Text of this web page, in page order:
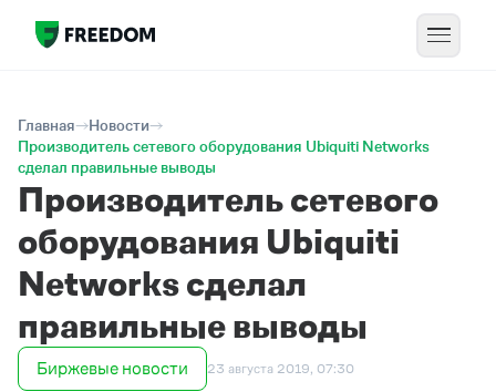
Главная
Новости
Производитель сетевого оборудования Ubiquiti Networks
сделал правильные выводы
Производитель сетевого
оборудования Ubiquiti
Networks сделал
правильные выводы
Биржевые новости 23 августа 2019, 07:30